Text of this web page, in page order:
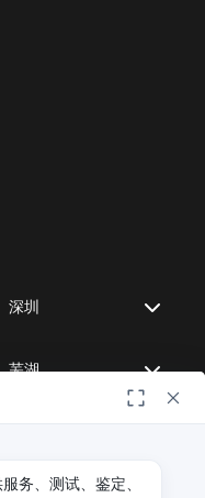
深圳
芜湖
武汉
务、测试、鉴定、